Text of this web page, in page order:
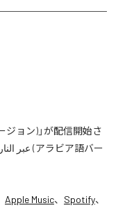
Apple Music、 Spotify、